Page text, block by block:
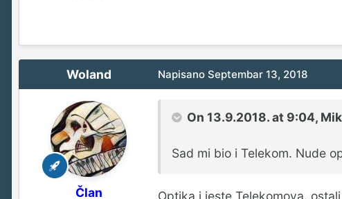
Woland
Član
Napisano Septembar 13, 2018
On 13.9.2018. at 9:04,
Sad mi bio i Telekom. Nude
Optika i jeste Telekomova,